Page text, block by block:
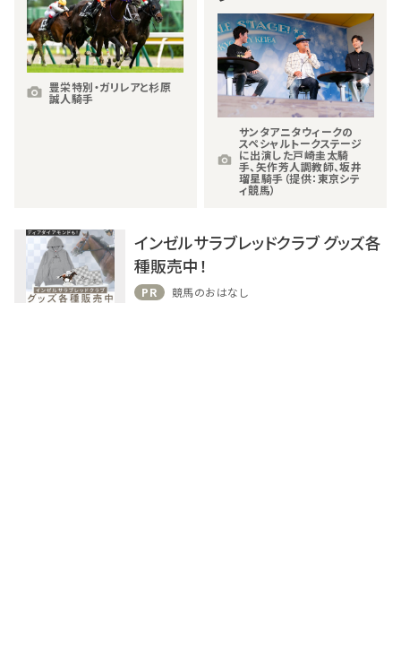
豊栄特別・ガリレアと杉原
誠人騎手
サンタアニタウィークの
スペシャルトークステージ
に出演した戸崎圭太騎
手、矢作芳人調教師、坂井
瑠星騎手（提供：東京シテ
ィ競馬）
インゼルサラブレッドクラブ グッズ各
種販売中！
PR 競馬のおはなし